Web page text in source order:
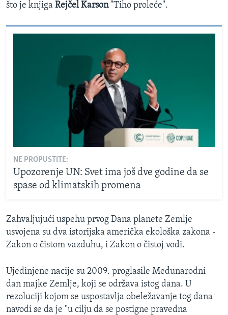
što je knjiga Rejčel Karson"Tiho proleće".
NE PROPUSTITE:
Upozorenje UN: Svet ima još dve godine da se
spase od klimatskih promena
Zahvaljujući uspehu prvog Dana planete Zemlje
usvojena su dva istorijska američka ekološka zakona -
Zakon o čistom vazduhu, i Zakon o čistoj vodi.
Ujedinjene nacije su 2009. proglasile Međunarodni
dan majke Zemlje, koji se održava istog dana. U
rezoluciji kojom se uspostavlja obeležavanje tog dana
navodi se da je "u cilju da se postigne pravedna